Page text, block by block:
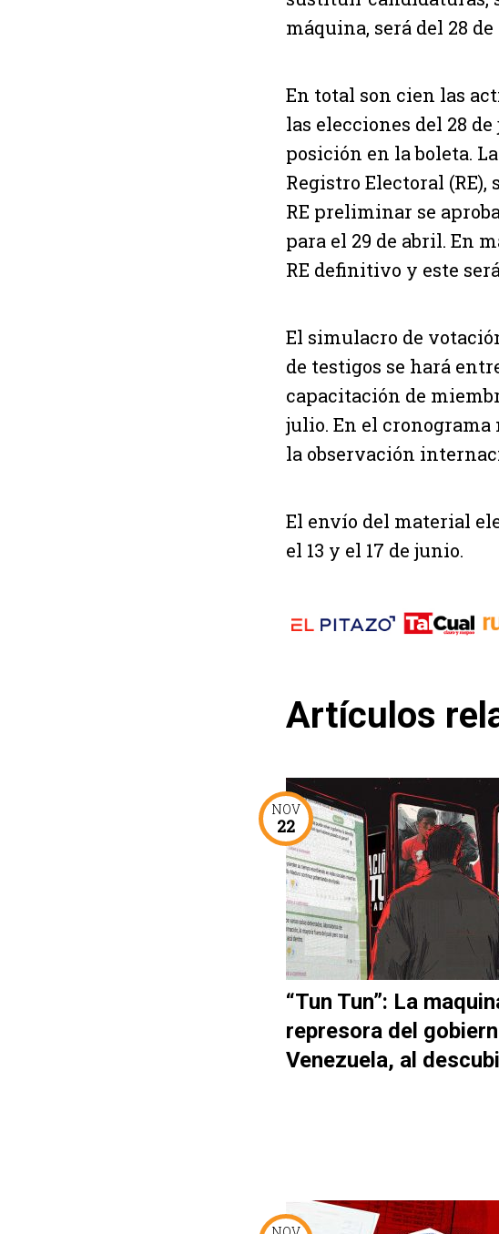
máquina, será del 28
En total son cien las
las elecciones del 28
posición en la boleta.
Registro Electoral (RE),
RE preliminar se
para el 29 de abril. En
RE definitivo y este
El simulacro de
de testigos se hará
capacitación de
julio. En el cronograma
la observación
El envío del material
el 13 y el 17 de junio.
Artículos
NOV
22
“Tun Tun”: La
represora del
Venezuela, al